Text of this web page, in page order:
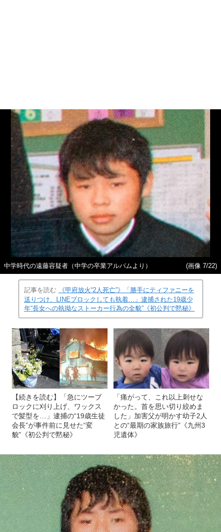
中学時代の遠藤容疑者（中学の卒業アルバムより） (画像 7/22)
記事を読む
《甲府放火“2人死亡”》「勝手にティファニーを
送りつけ、LINEブロックしても執着…」逮捕された19歳少
年“長女への執拗なストーカー行為の全貌”《初公判で黙秘》
【続きを読む】「急にツーブ
ロックに刈り上げ、ワックス
で髪型を…」逮捕の“19歳生徒
会長”が事件前に見せた“変
貌”《初公判で黙秘》
「痛がって、これ以上刺せな
かった。首を思い切り絞めま
した」加害父が明かす幼子2人
との“最期の家族旅行”《九州3
児遺体》